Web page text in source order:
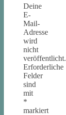
Deine
E-
Mail-
Adresse
wird
nicht
veröffentlicht.
Erforderliche
Felder
sind
mit
*
markiert